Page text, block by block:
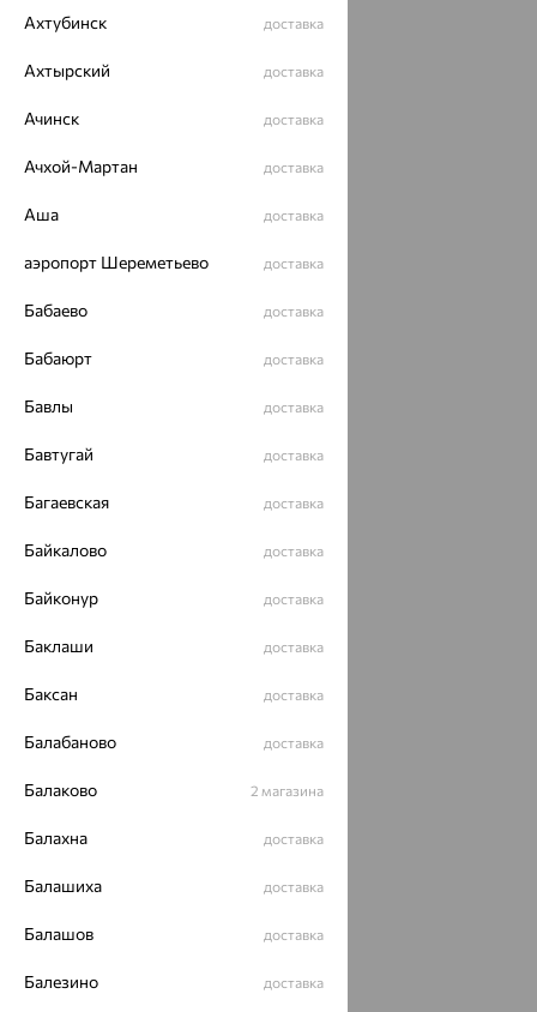
Ахтубинск доставка
Ахтырский доставка
Ачинск доставка
Ачхой-Мартан доставка
Аша доставка
аэропорт Шереметьево доставка
Бабаево доставка
Бабаюрт доставка
Бавлы доставка
Бавтугай доставка
Багаевская доставка
Байкалово доставка
Байконур доставка
Баклаши доставка
Баксан доставка
Балабаново доставка
Балаково 2 магазина
Балахна доставка
Балашиха доставка
Балашов доставка
Балезино доставка